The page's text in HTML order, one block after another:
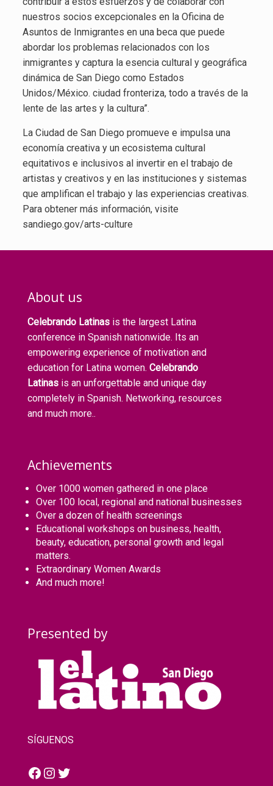
nuestros socios excepcionales en la Oficina de
Asuntos de Inmigrantes en una beca que puede
abordar los problemas relacionados con los
inmigrantes y captura la esencia cultural y geográfica
dinámica de San Diego como Estados
Unidos/México. ciudad fronteriza, todo a través de la
lente de las artes y la cultura”.
La Ciudad de San Diego promueve e impulsa una
economía creativa y un ecosistema cultural
equitativos e inclusivos al invertir en el trabajo de
artistas y creativos y en las instituciones y sistemas
que amplifican el trabajo y las experiencias creativas.
Para obtener más información, visite
sandiego.gov/arts-culture
About us
Celebrando Latinas is the largest Latina
conference in Spanish nationwide. Its an
empowering experience of motivation and
education for Latina women. Celebrando
Latinas is an unforgettable and unique day
completely in Spanish. Networking, resources
and much more..
Achievements
Over 1000 women gathered in one place
Over 100 local, regional and national businesses
Over a dozen of health screenings
Educational workshops on business, health,
beauty, education, personal growth and legal
matters.
Extraordinary Women Awards
And much more!
Presented by
SÍGUENOS
Facebook
Instagram
Twitter